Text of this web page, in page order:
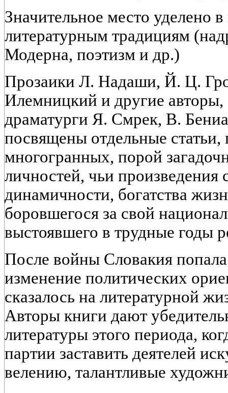
Значительное место уделено
литературным традициям
Модерна, поэтизм и др.)
Прозаики Л. Надаши, Й. Ц.
Илемницкий и другие авторы,
драматурги Я. Смрек, В.
посвящены отдельные статьи,
многогранных, порой
личностей, чьи произведения
динамичности, богатства
боровшегося за свой
выстоявшего в трудные годы
После войны Словакия
изменение политических
сказалось на литературной
Авторы книги дают
литературы этого периода,
партии заставить деятелей
велению, талантливые